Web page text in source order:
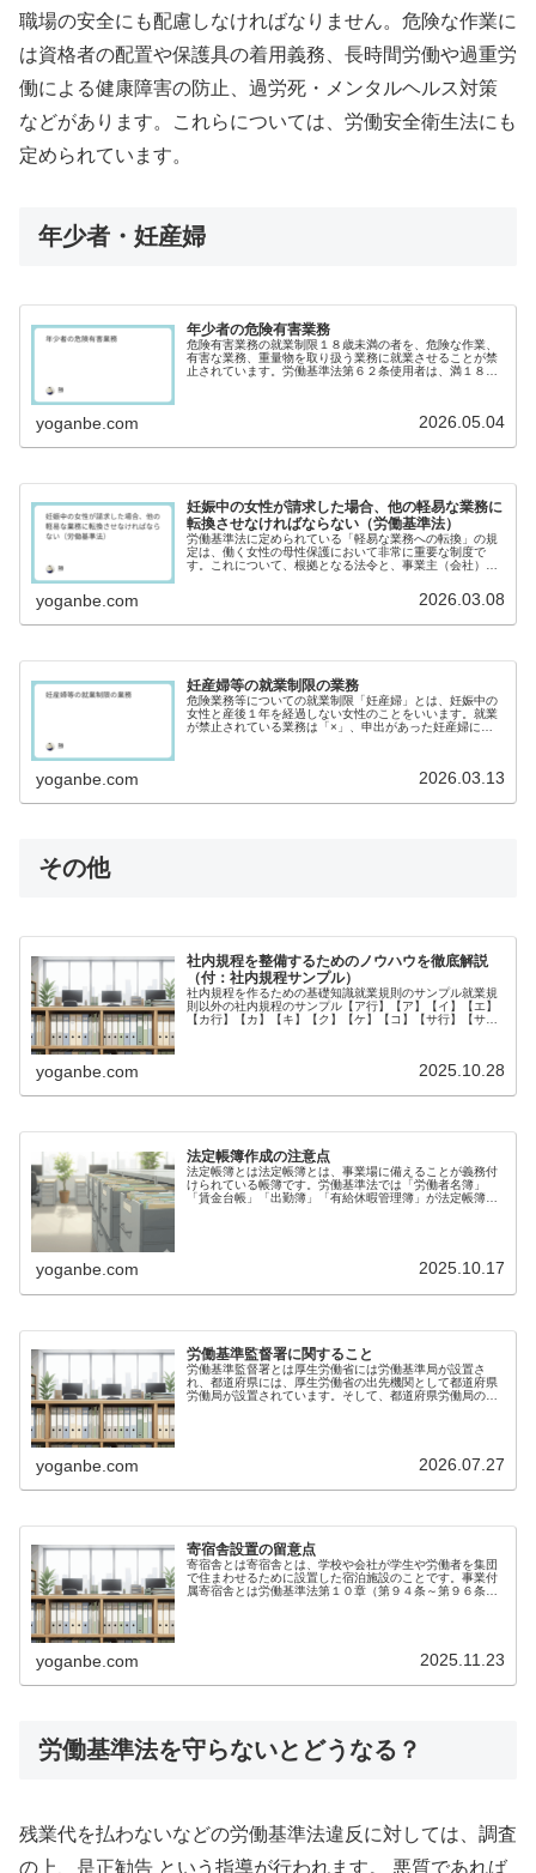
職場の安全にも配慮しなければなりません。危険な作業に
は資格者の配置や保護具の着用義務、長時間労働や過重労
働による健康障害の防止、過労死・メンタルヘルス対策
などがあります。これらについては、労働安全衛生法にも
定められています。
年少者・妊産婦
年少者の危険有害業務
危険有害業務の就業制限１８歳未満の者を、危険な作業、
有害な業務、重量物を取り扱う業務に就業させることが禁
止されています。労働基準法第６２条使用者は、満１８才
yoganbe.com 2026.05.04
妊娠中の女性が請求した場合、他の軽易な業務に
転換させなければならない（労働基準法）
労働基準法に定められている「軽易な業務への転換」の規
定は、働く女性の母性保護において非常に重要な制度で
す。これについて、根拠となる法令と、事業主（会社）が
yoganbe.com 2026.03.08
妊産婦等の就業制限の業務
危険業務等についての就業制限「妊産婦」とは、妊娠中の
女性と産後１年を経過しない女性のことをいいます。就業
が禁止されている業務は「×」、申出があった妊産婦に限
yoganbe.com 2026.03.13
その他
社内規程を整備するためのノウハウを徹底解説
（付：社内規程サンプル）
社内規程を作るための基礎知識就業規則のサンプル就業規
則以外の社内規程のサンプル【ア行】【ア】【イ】【エ】
【カ行】【カ】【キ】【ク】【ケ】【コ】【サ行】【サ】
yoganbe.com 2025.10.28
法定帳簿作成の注意点
法定帳簿とは法定帳簿とは、事業場に備えることが義務付
けられている帳簿です。労働基準法では「労働者名簿」
「賃金台帳」「出勤簿」「有給休暇管理簿」が法定帳簿で
yoganbe.com 2025.10.17
労働基準監督署に関すること
労働基準監督署とは厚生労働省には労働基準局が設置さ
れ、都道府県には、厚生労働省の出先機関として都道府県
労働局が設置されています。そして、都道府県労働局の下
yoganbe.com 2026.07.27
寄宿舎設置の留意点
寄宿舎とは寄宿舎とは、学校や会社が学生や労働者を集団
で住まわせるために設置した宿泊施設のことです。事業付
属寄宿舎とは労働基準法第１０章（第９４条～第９６条の
yoganbe.com 2025.11.23
労働基準法を守らないとどうなる？
残業代を払わないなどの労働基準法違反に対しては、調査
の上、是正勧告 という指導が行われます。 悪質であれば